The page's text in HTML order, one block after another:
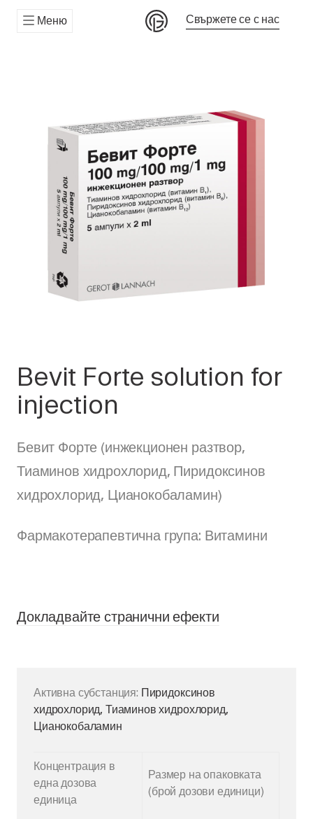
Меню Свържете се с нас
Bevit Forte solution for
injection
Бевит Форте (инжекционен разтвор,
Тиаминов хидрохлорид, Пиридоксинов
хидрохлорид, Цианокобаламин)
Фармакотерапевтична група: Витамини
Докладвайте странични ефекти
Активна субстанция: Пиридоксинов
хидрохлорид, Тиаминов хидрохлорид,
Цианокобаламин
Концентрация в
една дозова
единица
Размер на опаковката
(брой дозови единици)